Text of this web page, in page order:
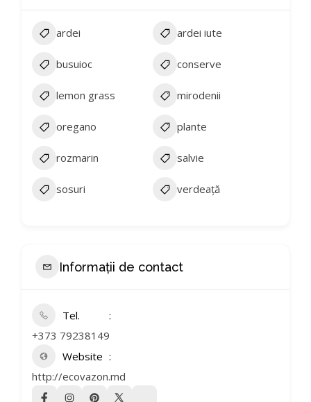
ardei ardei iute
busuioc conserve
lemon grass mirodenii
oregano plante
rozmarin salvie
sosuri verdeață
Informații de contact
Tel.
+373 79238149
Website
http://ecovazon.md